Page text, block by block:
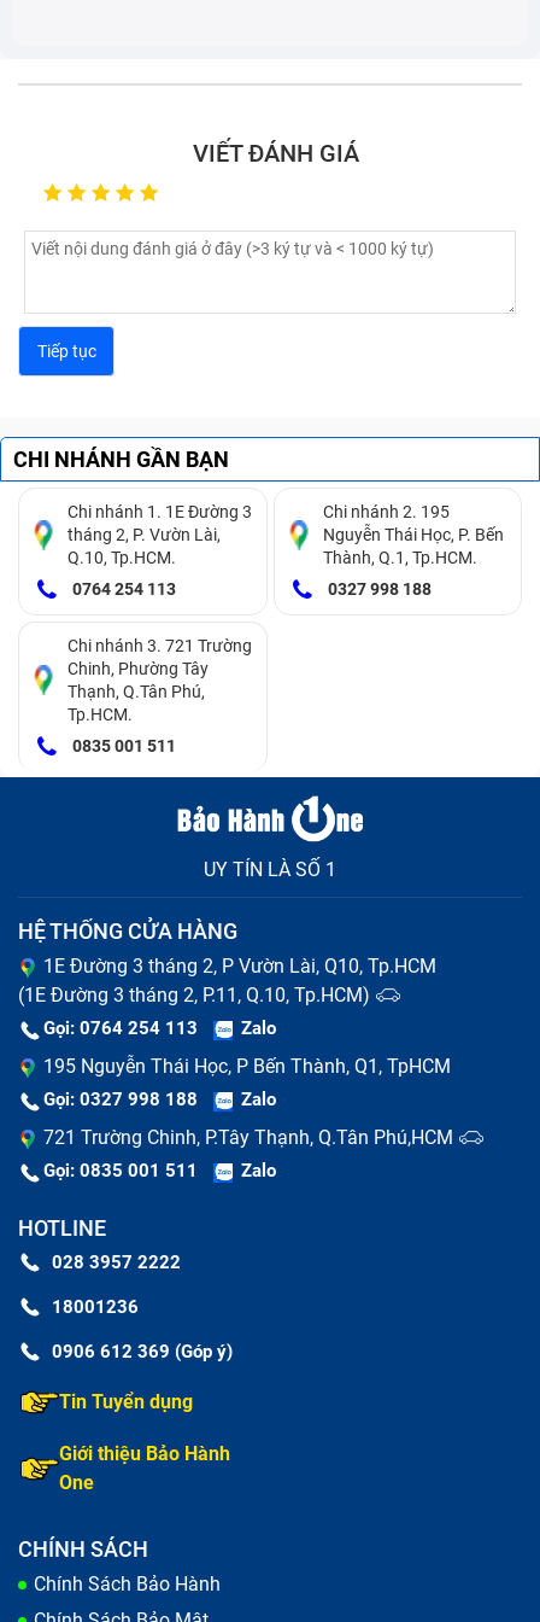
Màn hình bị ẩm hiển thị chập chờn và cảm ứng bị
Cảm ứng bị liệt, hình ảnh bị nhòe và lẫn màu.
Màn hình bị đốm đen
Cách vệ sinh màn hình điện thoại Xiaomi Mi
Note 2 tại nhà
Vệ sinh màn hình điện thoại là một việc hết sức cần
thiết để giúp loại bỏ bụi bẩn, vi khuẩn. Dưới đây là một
và hiệu quả, bạn có thể tham khảo và làm theo:
Bạn có thể sử dụng vải mềm để lau sạch bụi bẩn và
trước khi lau và lau theo chiều kim đồng hồ, nhẹ
nhàng và không ấn quá mạnh.
Sử dụng bông ngoáy tai để làm sạch những khe
nhỏ hoặc những vết bẩn cứng đầu trên màn hình.
Bạn nên tránh dùng móng tay hay các vật cứng
khác để không làm trầy xước màn hình.
Có thể sử dụng cồn isopropyl để tẩy rửa và diệt
nước theo tỉ lệ 40% cồn và 60% nước. Nên thấm
dung dịch vào khăn mềm và không đổ trực tiếp lên
điện thoại.
VIẾT ĐÁNH GIÁ
CHI NHÁNH GẦN BẠN
Chi nhánh 1. 1E Đường 3
tháng 2, P. Vườn Lài,
Q.10, Tp.HCM.
0764 254 113
Chi nhánh 2. 195
Nguyễn Thái Học, P. Bến
Thành, Q.1, Tp.HCM.
0327 998 188
Chi nhánh 3. 721 Trường
Chinh, Phường Tây
Thạnh, Q.Tân Phú,
Tp.HCM.
0835 001 511
UY TÍN LÀ SỐ 1
HỆ THỐNG CỬA HÀNG
1E Đường 3 tháng 2, P Vườn Lài, Q10, Tp.HCM
(1E Đường 3 tháng 2, P.11, Q.10, Tp.HCM)
Gọi: 0764 254 113 Zalo
195 Nguyễn Thái Học, P Bến Thành, Q1, TpHCM
Gọi: 0327 998 188 Zalo
721 Trường Chinh, P.Tây Thạnh, Q.Tân Phú,HCM
Gọi: 0835 001 511 Zalo
HOTLINE
028 3957 2222
18001236
0906 612 369 (Góp ý)
Tin Tuyển dụng
Giới thiệu Bảo Hành
One
CHÍNH SÁCH
Chính Sách Bảo Hành